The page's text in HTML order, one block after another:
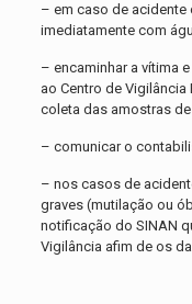
– em caso de acidente
imediatamente com
– encaminhar a vítima
ao Centro de
coleta das amostras
– comunicar o
– nos casos de
graves (mutilação ou
notificação do SINAN
Vigilância afim de os